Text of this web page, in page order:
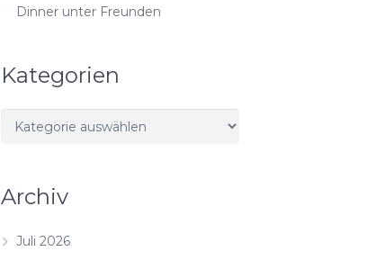
Dinner unter Freunden
Kategorien
Kategorien
Archiv
Juli 2026